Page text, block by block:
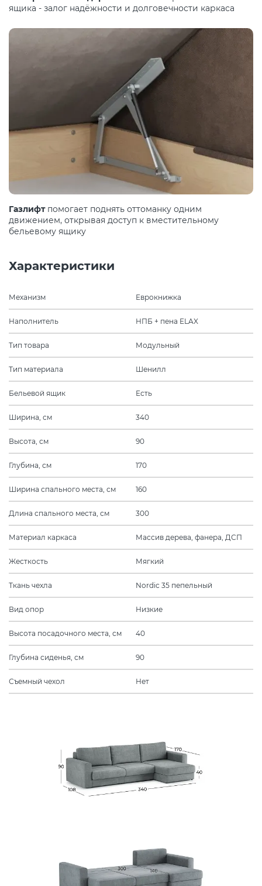
ящика - залог надёжности и долговечности каркаса
Газлифтпомогает поднять оттоманку одним
движением, открывая доступ к вместительному
бельевому ящику
Характеристики
Механизм Еврокнижка
Наполнитель НПБ + пена ELAX
Тип товара Модульный
Тип материала Шенилл
Бельевой ящик Есть
Ширина, см 340
Высота, см 90
Глубина, см 170
Ширина спального места, см 160
Длина спального места, см 300
Материал каркаса Массив дерева, фанера, ДСП
Жесткость Мягкий
Ткань чехла Nordic 35 пепельный
Вид опор Низкие
Высота посадочного места, см 40
Глубина сиденья, см 90
Съемный чехол Нет